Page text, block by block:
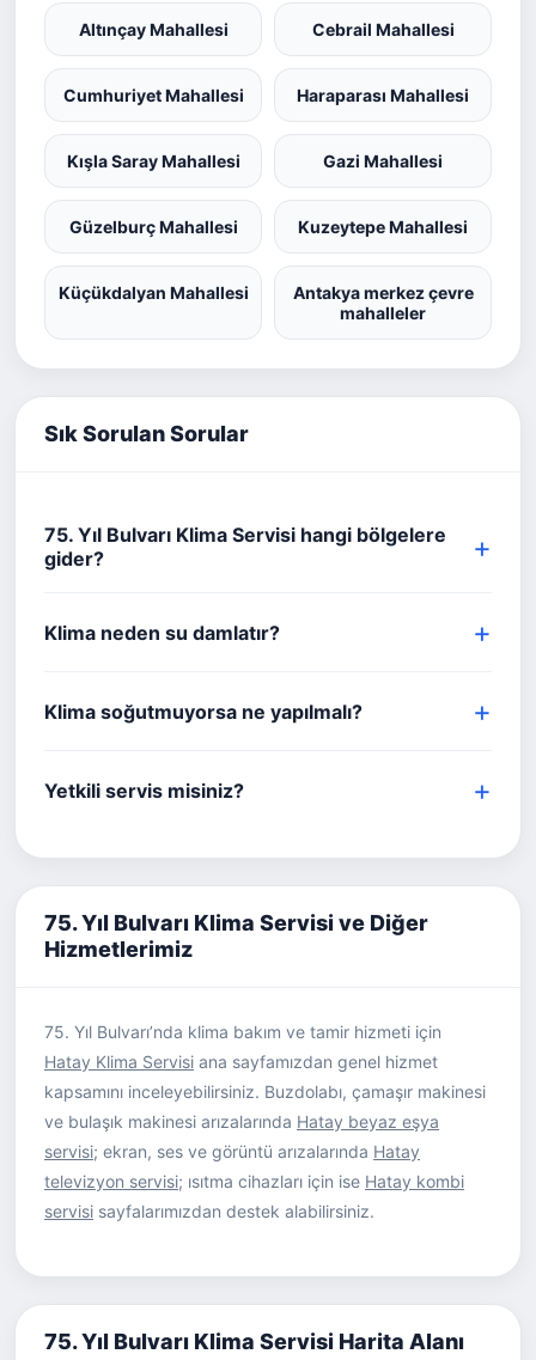
Altınçay Mahallesi Cebrail Mahallesi
Cumhuriyet Mahallesi Haraparası Mahallesi
Kışla Saray Mahallesi Gazi Mahallesi
Güzelburç Mahallesi Kuzeytepe Mahallesi
Küçükdalyan Mahallesi
Antakya merkez çevre
mahalleler
Sık Sorulan Sorular
75. Yıl Bulvarı Klima Servisi hangi bölgelere
gider?
Klima neden su damlatır?
Klima soğutmuyorsa ne yapılmalı?
Yetkili servis misiniz?
75. Yıl Bulvarı Klima Servisi ve Diğer
Hizmetlerimiz
75. Yıl Bulvarı’nda klima bakım ve tamir hizmeti için
Hatay Klima Servisi ana sayfamızdan genel hizmet
kapsamını inceleyebilirsiniz. Buzdolabı, çamaşır makinesi
ve bulaşık makinesi arızalarında Hatay beyaz eşya
servisi; ekran, ses ve görüntü arızalarında Hatay
televizyon servisi; ısıtma cihazları için ise Hatay kombi
servisi sayfalarımızdan destek alabilirsiniz.
75. Yıl Bulvarı Klima Servisi Harita Alanı